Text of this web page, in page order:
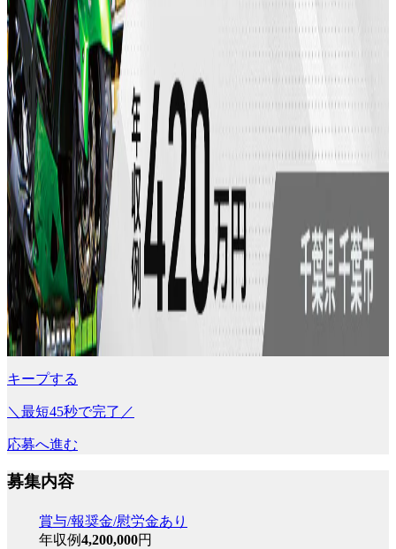
キープする
＼最短45秒で完了／
応募へ進む
募集内容
賞与/報奨金/慰労金あり
年収例4,200,000円